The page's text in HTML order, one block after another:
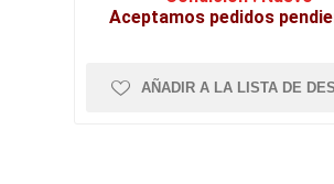
Aceptamos pedidos
AÑADIR A LA LISTA DE